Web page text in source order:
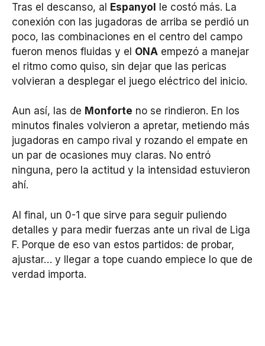
Tras el descanso, al Espanyol le costó más. La
conexión con las jugadoras de arriba se perdió un
poco, las combinaciones en el centro del campo
fueron menos fluidas y el ONA empezó a manejar
el ritmo como quiso, sin dejar que las pericas
volvieran a desplegar el juego eléctrico del inicio.
Aun así, las de Monforte no se rindieron. En los
minutos finales volvieron a apretar, metiendo más
jugadoras en campo rival y rozando el empate en
un par de ocasiones muy claras. No entró
ninguna, pero la actitud y la intensidad estuvieron
ahí.
Al final, un 0-1 que sirve para seguir puliendo
detalles y para medir fuerzas ante un rival de Liga
F. Porque de eso van estos partidos: de probar,
ajustar… y llegar a tope cuando empiece lo que de
verdad importa.